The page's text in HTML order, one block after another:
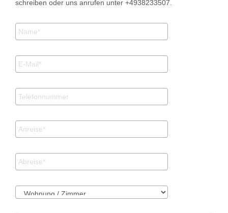
schreiben oder uns anrufen unter +4938233507.